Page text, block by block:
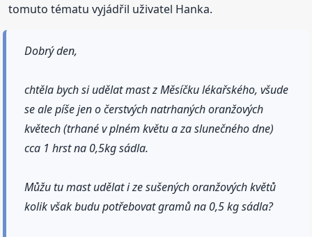
tomuto tématu vyjádřil uživatel Hanka.
Dobrý den,
chtěla bych si udělat mast z Měsíčku lékařského, všude
se ale píše jen o čerstvých natrhaných oranžových
květech (trhané v plném květu a za slunečného dne)
cca 1 hrst na 0,5kg sádla.
Můžu tu mast udělat i ze sušených oranžových květů
kolik však budu potřebovat gramů na 0,5 kg sádla?